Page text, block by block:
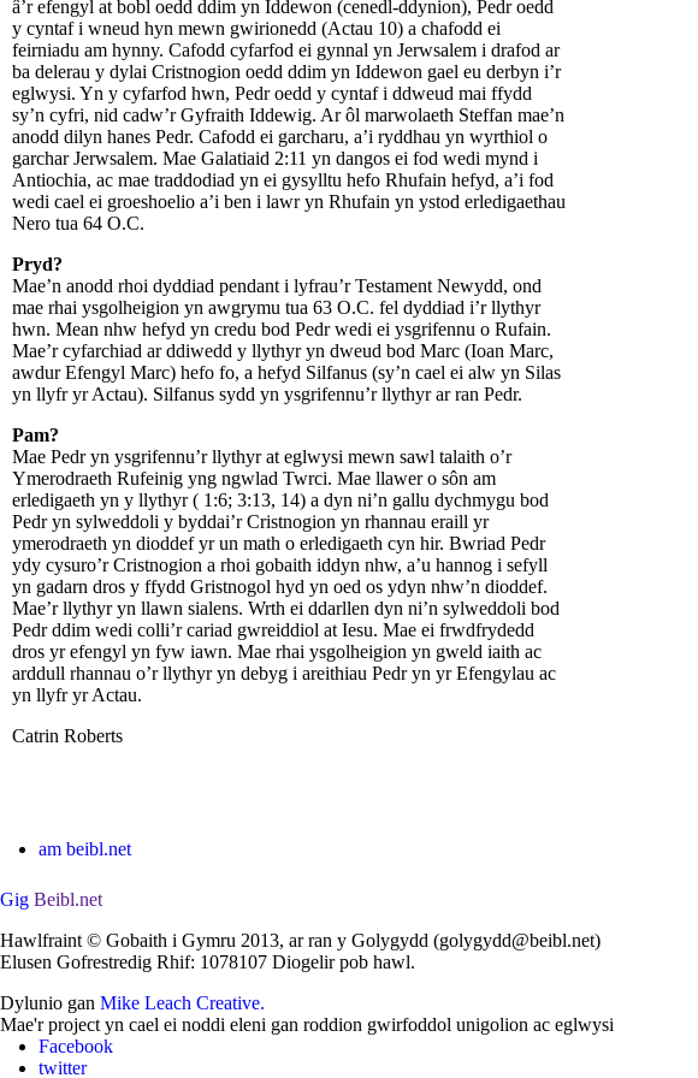
â’r efengyl at bobl oedd ddim yn Iddewon (cenedl-ddynion), Pedr oedd
y cyntaf i wneud hyn mewn gwirionedd (Actau 10) a chafodd ei
feirniadu am hynny. Cafodd cyfarfod ei gynnal yn Jerwsalem i drafod ar
ba delerau y dylai Cristnogion oedd ddim yn Iddewon gael eu derbyn i’r
eglwysi. Yn y cyfarfod hwn, Pedr oedd y cyntaf i ddweud mai ffydd
sy’n cyfri, nid cadw’r Gyfraith Iddewig. Ar ôl marwolaeth Steffan mae’n
anodd dilyn hanes Pedr. Cafodd ei garcharu, a’i ryddhau yn wyrthiol o
garchar Jerwsalem. Mae Galatiaid 2:11 yn dangos ei fod wedi mynd i
Antiochia, ac mae traddodiad yn ei gysylltu hefo Rhufain hefyd, a’i fod
wedi cael ei groeshoelio a’i ben i lawr yn Rhufain yn ystod erledigaethau
Nero tua 64 O.C.
Pryd?
Mae’n anodd rhoi dyddiad pendant i lyfrau’r Testament Newydd, ond
mae rhai ysgolheigion yn awgrymu tua 63 O.C. fel dyddiad i’r llythyr
hwn. Mean nhw hefyd yn credu bod Pedr wedi ei ysgrifennu o Rufain.
Mae’r cyfarchiad ar ddiwedd y llythyr yn dweud bod Marc (Ioan Marc,
awdur Efengyl Marc) hefo fo, a hefyd Silfanus (sy’n cael ei alw yn Silas
yn llyfr yr Actau). Silfanus sydd yn ysgrifennu’r llythyr ar ran Pedr.
Pam?
Mae Pedr yn ysgrifennu’r llythyr at eglwysi mewn sawl talaith o’r
Ymerodraeth Rufeinig yng ngwlad Twrci. Mae llawer o sôn am
erledigaeth yn y llythyr ( 1:6; 3:13, 14) a dyn ni’n gallu dychmygu bod
Pedr yn sylweddoli y byddai’r Cristnogion yn rhannau eraill yr
ymerodraeth yn dioddef yr un math o erledigaeth cyn hir. Bwriad Pedr
ydy cysuro’r Cristnogion a rhoi gobaith iddyn nhw, a’u hannog i sefyll
yn gadarn dros y ffydd Gristnogol hyd yn oed os ydyn nhw’n dioddef.
Mae’r llythyr yn llawn sialens. Wrth ei ddarllen dyn ni’n sylweddoli bod
Pedr ddim wedi colli’r cariad gwreiddiol at Iesu. Mae ei frwdfrydedd
dros yr efengyl yn fyw iawn. Mae rhai ysgolheigion yn gweld iaith ac
arddull rhannau o’r llythyr yn debyg i areithiau Pedr yn yr Efengylau ac
yn llyfr yr Actau.
Catrin Roberts
am beibl.net
Gig Beibl.net
Hawlfraint © Gobaith i Gymru 2013, ar ran y Golygydd (golygydd@beibl.net)
Elusen Gofrestredig Rhif: 1078107 Diogelir pob hawl.
Dylunio gan Mike Leach Creative.
Mae'r project yn cael ei noddi eleni gan roddion gwirfoddol unigolion ac eglwysi
Facebook
twitter